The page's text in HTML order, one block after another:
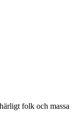
folk och massa